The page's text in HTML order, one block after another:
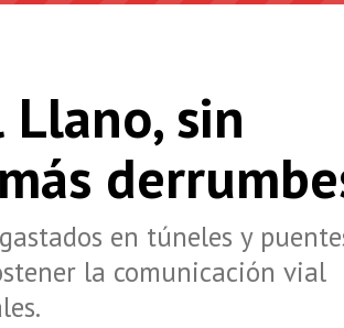
sin
en túneles y
la comunicación vial